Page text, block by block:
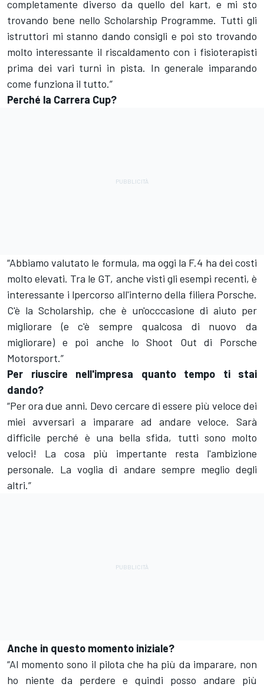
completamente diverso da quello del kart, e mi sto
trovando bene nello Scholarship Programme. Tutti gli
istruttori mi stanno dando consigli e poi sto trovando
molto interessante il riscaldamento con i fisioterapisti
prima dei vari turni in pista. In generale imparando
come funziona il tutto.”
Perché la Carrera Cup?
“Abbiamo valutato le formula, ma oggi la F.4 ha dei costi
molto elevati. Tra le GT, anche visti gli esempi recenti, è
interessante i lpercorso all'interno della filiera Porsche.
C'è la Scholarship, che è un'occcasione di aiuto per
migliorare (e c'è sempre qualcosa di nuovo da
migliorare) e poi anche lo Shoot Out di Porsche
Motorsport.”
Per riuscire nell'impresa quanto tempo ti stai
dando?
“Per ora due anni. Devo cercare di essere più veloce dei
miei avversari a imparare ad andare veloce. Sarà
difficile perché è una bella sfida, tutti sono molto
veloci! La cosa più impertante resta l'ambizione
personale. La voglia di andare sempre meglio degli
altri.”
Anche in questo momento iniziale?
“Al momento sono il pilota che ha più da imparare, non
ho niente da perdere e quindi posso andare più